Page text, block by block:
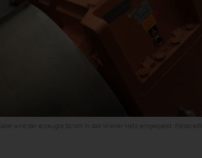
wird der erzeugte Strom in das Wiener Netz eingespeist.